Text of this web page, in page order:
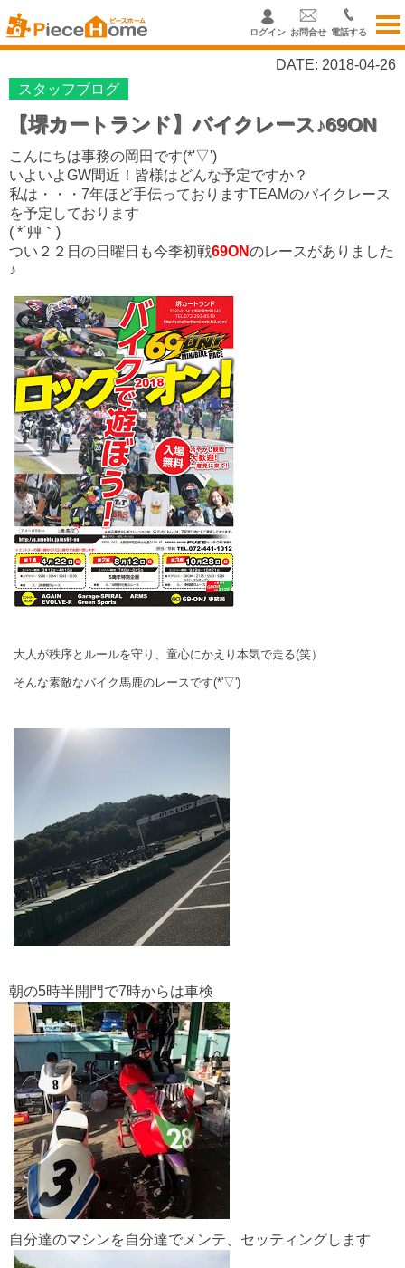
ログイン お問合せ 電話する
DATE: 2018-04-26
スタッフブログ
【堺カートランド】バイクレース♪69ON
こんにちは事務の岡田です(*'▽')
いよいよGW間近！皆様はどんな予定ですか？
私は・・・7年ほど手伝っておりますTEAMのバイクレース
を予定しております
( *´艸｀)
つい２２日の日曜日も今季初戦69ONのレースがありました
♪
大人が秩序とルールを守り、童心にかえり本気で走る(笑）
そんな素敵なバイク馬鹿のレースです(*'▽')
朝の5時半開門で7時からは車検
自分達のマシンを自分達でメンテ、セッティングします